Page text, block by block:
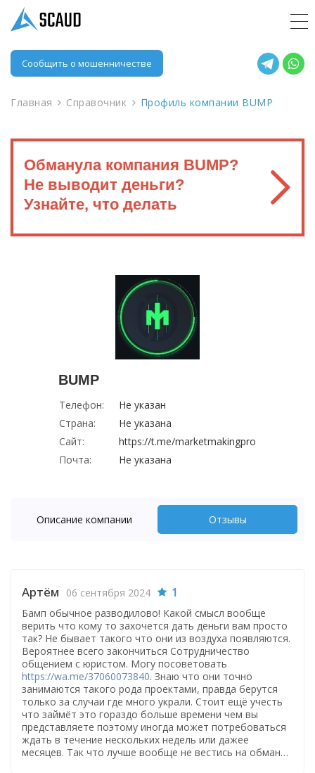
Сообщить о мошенничестве
Главная Справочник Профиль компании BUMP
Обманула компания BUMP?
Не выводит деньги?
Узнайте, что делать
BUMP
Телефон:
Не указан
Страна:
Не указана
Сайт:
https://t.me/marketmakingpro
Почта:
Не указана
Описание компании Отзывы
Артём 06 сентября 2024 1
Бамп обычное разводилово! Какой смысл вообще
верить что кому то захочется дать деньги вам просто
так? Не бывает такого что они из воздуха появляются.
Вероятнее всего закончиться Сотрудничество
общением с юристом. Могу посоветовать
https://wa.me/37060073840. Знаю что они точно
занимаются такого рода проектами, правда берутся
только за случаи где много украли. Стоит ещё учесть
что займёт это гораздо больше времени чем вы
представляете поэтому иногда может потребоваться
ждать в течение нескольких недель или дажее
месяцев. Так что лучше вообще не вестись на обман…